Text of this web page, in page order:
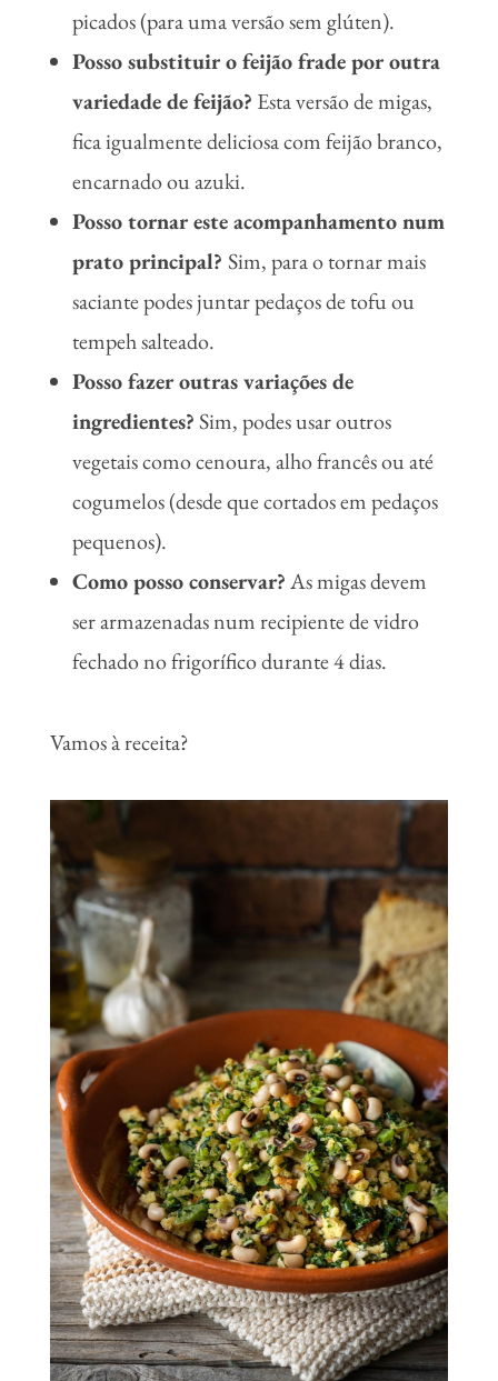
picados (para uma versão sem glúten).
Posso substituir o feijão frade por outra
variedade de feijão? Esta versão de migas,
fica igualmente deliciosa com feijão branco,
encarnado ou azuki.
Posso tornar este acompanhamento num
prato principal? Sim, para o tornar mais
saciante podes juntar pedaços de tofu ou
tempeh salteado.
Posso fazer outras variações de
ingredientes?Sim, podes usar outros
vegetais como cenoura, alho francês ou até
cogumelos (desde que cortados em pedaços
pequenos).
Como posso conservar?As migas devem
ser armazenadas num recipiente de vidro
fechado no frigorífico durante 4 dias.
Vamos à receita?